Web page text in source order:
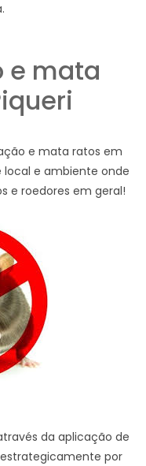
e mata
e mata ratos em
local e ambiente onde
e roedores em geral!
da aplicação de
por